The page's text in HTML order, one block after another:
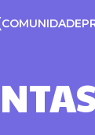
COMUNIDADE